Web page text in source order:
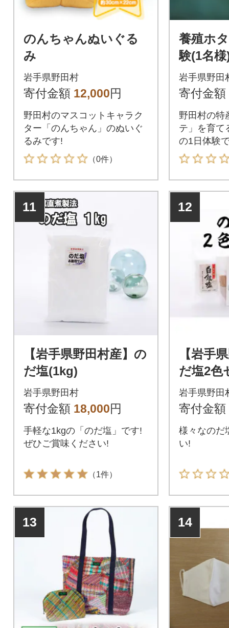
のんちゃんぬいぐる
み
岩手県野田村
寄付金額 12,000円
野田村のマスコットキャラク
ター「のんちゃん」のぬいぐ
るみです!
（0件）
養殖ホ
験(1名様
岩手県野田
寄付金額
野田村の特
テ」を育て
の1日体験
11
【岩手県野田村産】の
だ塩(1kg)
岩手県野田村
寄付金額 18,000円
手軽な1kgの「のだ塩」です!
ぜひご賞味ください!
（1件）
12
【岩手
だ塩2色
岩手県野田
寄付金額
様々なのだ
い!
13 14